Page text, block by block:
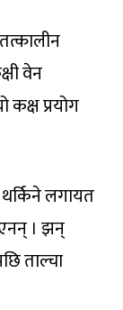
वेन
प्रयोग
लगायत
। झन्
ताल्चा